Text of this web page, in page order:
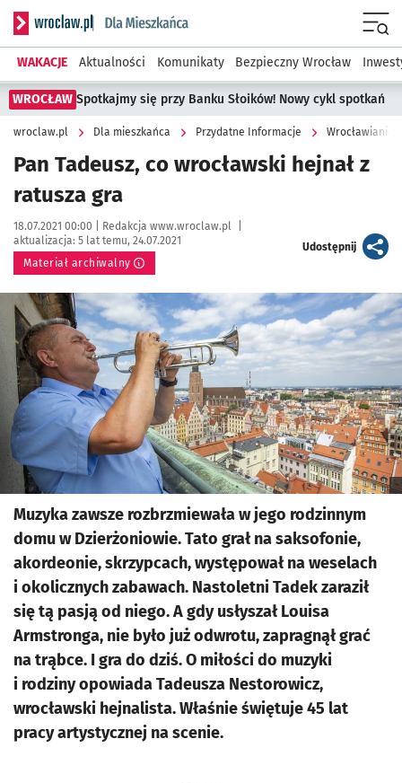
Serwis informacyjny wroclaw.pl podserwis: Dla mieszkańca
WAKACJE Aktualności Komunikaty Bezpieczny Wrocław
WROCŁAW Spotkajmy się przy Banku Słoików! Nowy cykl spotkań
wroclaw.pl Dla mieszkańca Przydatne Informacje Wrocławianie
Pan Tadeusz, co wrocławski hejnał z
ratusza gra
Data publikacji:
18.07.2021 00:00 | Autor:
Redakcja www.wroclaw.pl
aktualizacja: 5 lat temu, 24.07.2021
Materiał archiwalny
Udostępnijartykuł
Kliknij, aby powiększyć
Muzyka zawsze rozbrzmiewała w jego rodzinnym
domu w Dzierżoniowie. Tato grał na saksofonie,
akordeonie, skrzypcach, występował na weselach
i okolicznych zabawach. Nastoletni Tadek zaraził
się tą pasją od niego. A gdy usłyszał Louisa
Armstronga, nie było już odwrotu, zapragnął grać
na trąbce. I gra do dziś. O miłości do muzyki
i rodziny opowiada Tadeusza Nestorowicz,
wrocławski hejnalista. Właśnie świętuje 45 lat
pracy artystycznej na scenie.